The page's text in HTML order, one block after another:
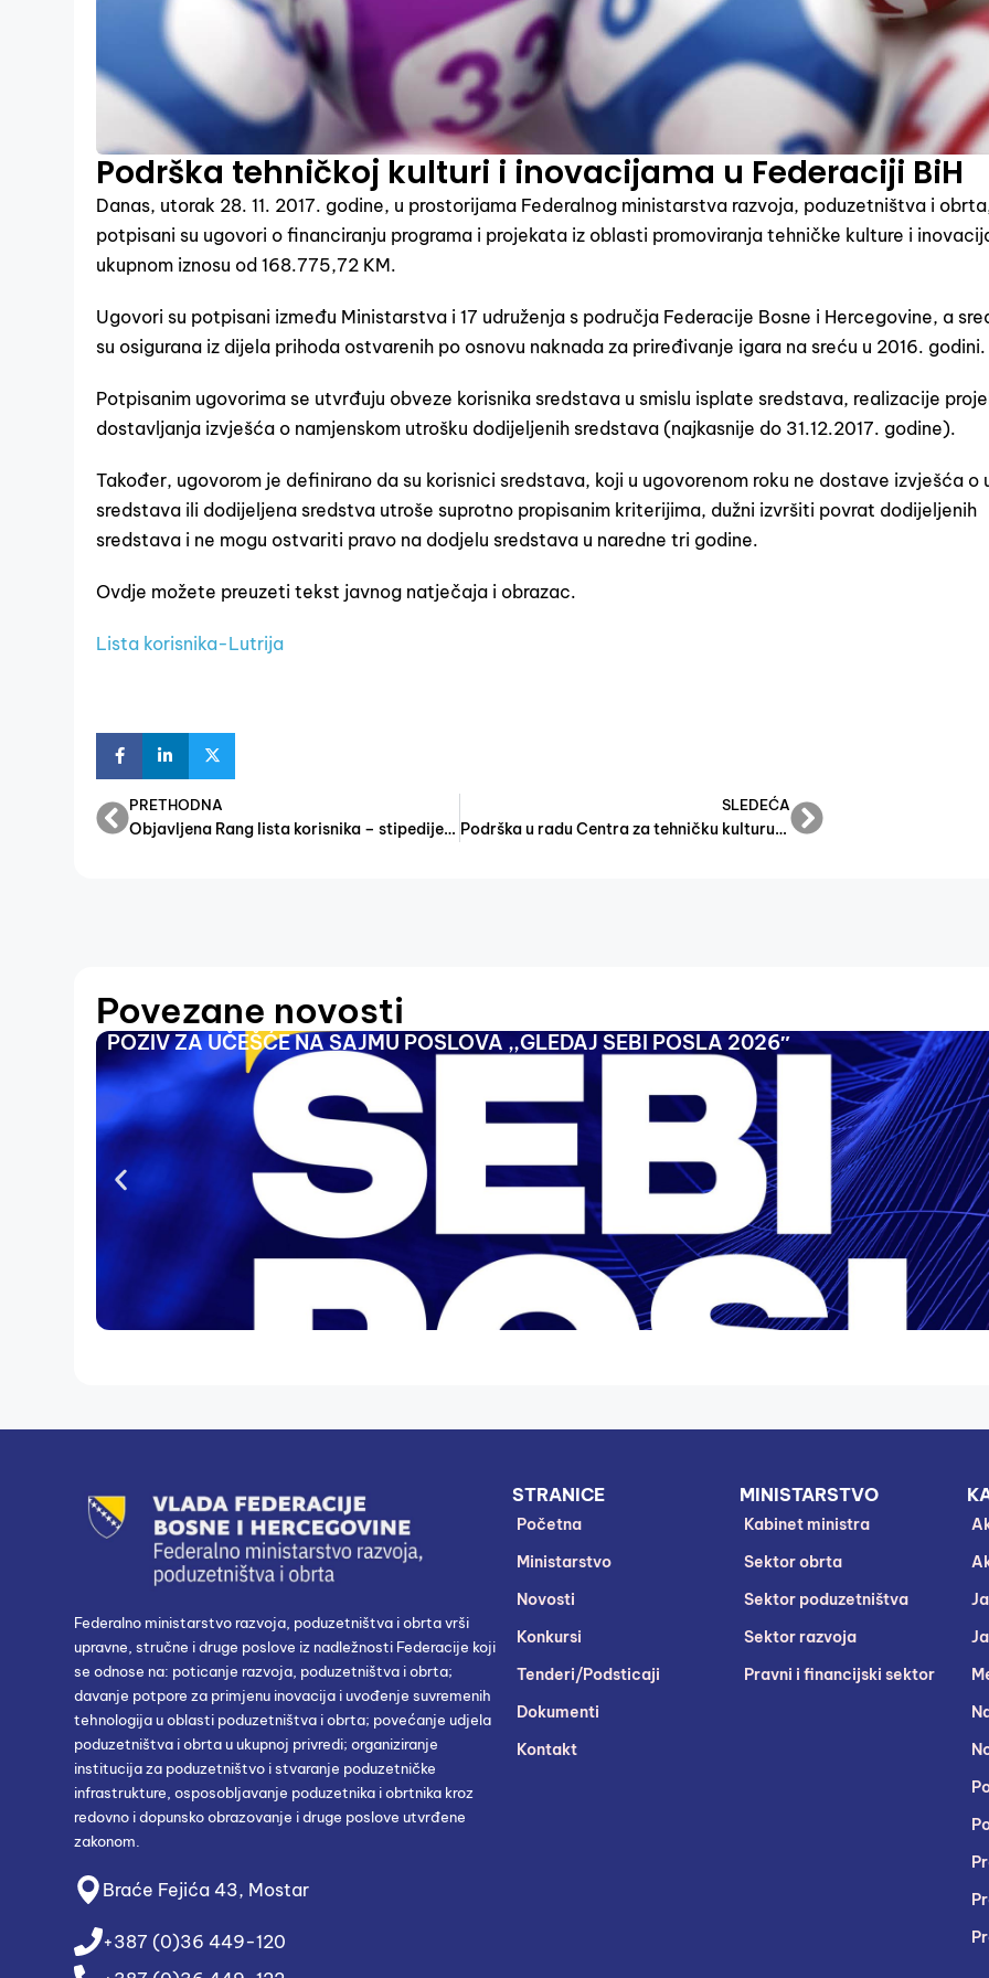
Podrška tehničkoj kulturi i inovacijama u Federaciji BiH
Danas, utorak 28. 11. 2017. godine, u prostorijama Federalnog ministarstva razvoja, poduzetništva i
potpisani su ugovori o financiranju programa i projekata iz oblasti promoviranja tehničke kulture i
ukupnom iznosu od 168.775,72 KM.
Ugovori su potpisani između Ministarstva i 17 udruženja s područja Federacije Bosne i Hercegovine, a
su osigurana iz dijela prihoda ostvarenih po osnovu naknada za priređivanje igara na sreću u 2016. godini.
Potpisanim ugovorima se utvrđuju obveze korisnika sredstava u smislu isplate sredstava, realizacije
dostavljanja izvješća o namjenskom utrošku dodijeljenih sredstava (najkasnije do 31.12.2017. godine).
Također, ugovorom je definirano da su korisnici sredstava, koji u ugovorenom roku ne dostave izvješća o
sredstava ili dodijeljena sredstva utroše suprotno propisanim kriterijima, dužni izvršiti povrat dodijeljenih
sredstava i ne mogu ostvariti pravo na dodjelu sredstava u naredne tri godine.
Ovdje možete preuzeti tekst javnog natječaja i obrazac.
Lista korisnika-Lutrija
PRETHODNA
Objavljena Rang lista korisnika – stipedije u 2017. godini
SLEDEĆA
Podrška u radu Centra za tehničku kulturu u Mostaru
Povezane novosti
POZIV ZA UČEŠĆE NA SAJMU POSLOVA ,,GLEDAJ SEBI POSLA 2026″
Federalno ministarstvo razvoja, poduzetništva i obrta vrši
upravne, stručne i druge poslove iz nadležnosti Federacije koji
se odnose na: poticanje razvoja, poduzetništva i obrta;
davanje potpore za primjenu inovacija i uvođenje suvremenih
tehnologija u oblasti poduzetništva i obrta; povećanje udjela
poduzetništva i obrta u ukupnoj privredi; organiziranje
institucija za poduzetništvo i stvaranje poduzetničke
infrastrukture, osposobljavanje poduzetnika i obrtnika kroz
redovno i dopunsko obrazovanje i druge poslove utvrđene
zakonom.
Braće Fejića 43, Mostar
+387 (0)36 449-120
STRANICE
Početna
Ministarstvo
Novosti
Konkursi
Tenderi/Podsticaji
Dokumenti
Kontakt
MINISTARSTVO
Kabinet ministra
Sektor obrta
Sektor poduzetništva
Sektor razvoja
Pravni i financijski sektor